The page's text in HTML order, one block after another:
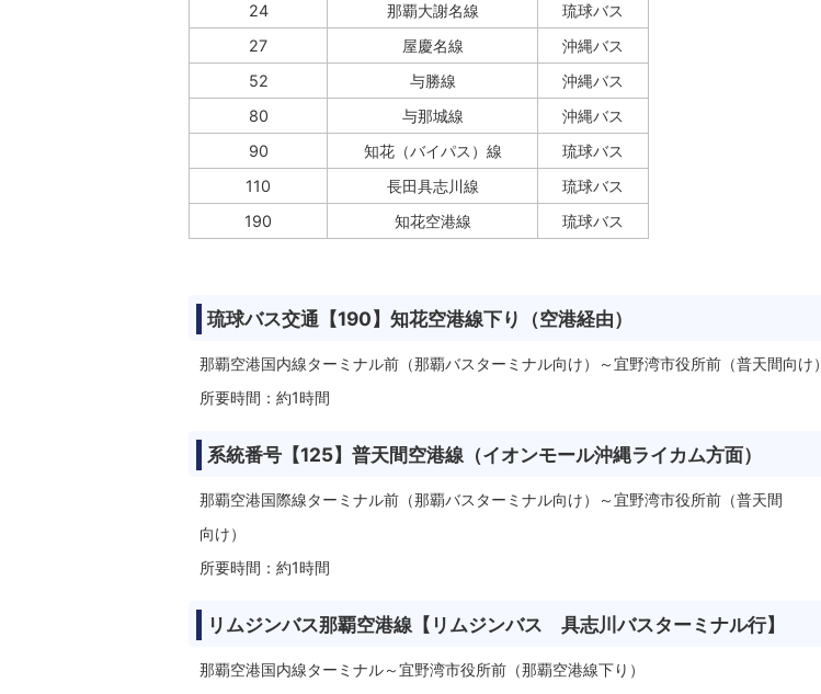
24
那覇大謝名線
琉球バス
27
屋慶名線
沖縄バス
52
与勝線
沖縄バス
80
与那城線
沖縄バス
90
知花（バイパス）線
琉球バス
110
長田具志川線
琉球バス
190
知花空港線 琉球バス
琉球バス交通【190】知花空港線下り（空港経由）
那覇空港国内線ターミナル前（那覇バスターミナル向け）～宜野湾市役所前（普天間向け）
所要時間：約1時間
系統番号【125】普天間空港線（イオンモール沖縄ライカム方面）
那覇空港国際線ターミナル前（那覇バスターミナル向け）～宜野湾市役所前（普天間
向け）
所要時間：約1時間
リムジンバス那覇空港線【リムジンバス 具志川バスターミナル行】
那覇空港国内線ターミナル～宜野湾市役所前（那覇空港線下り）